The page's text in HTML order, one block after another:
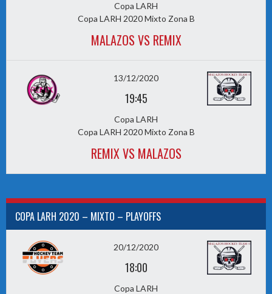
Copa LARH
Copa LARH 2020 Mixto Zona B
MALAZOS VS REMIX
13/12/2020
19:45
Copa LARH
Copa LARH 2020 Mixto Zona B
REMIX VS MALAZOS
COPA LARH 2020 – MIXTO – PLAYOFFS
20/12/2020
18:00
Copa LARH